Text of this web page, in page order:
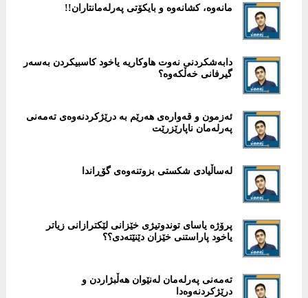
مانەوە، كشانەوە و بایكۆتی پەرلەمانتاران!!
دابەشكردنی نەوت هاوكاریە یاخود كاسبیكردن بەسەر
گیرفانی خەڵکەوە؟
‎ئەزمون و قەوارەی هەرێم بە درێژكردنەوەی تەمەنی
پەرلەمان ناپارێزرێت
لەساڵیادی شكستی بزوتنەوەی گۆڕاندا
پرۆژە یاسای توندوتیژی خێزانی لێكترازانی زیاتر
یاخود پاراستنی خێزان دێنێتەدی؟؟
تەمەنی پەرلەمان لەنێوان هەڵبژاردن و
درێژکردنەوەدا